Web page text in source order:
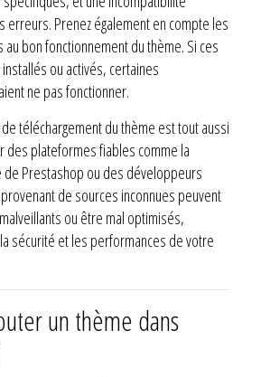
erreurs. Prenez également en compte les
bon fonctionnement du thème. Si ces
ou activés, certaines
ne pas fonctionner.
téléchargement du thème est tout aussi
des plateformes fiables comme la
Prestashop ou des développeurs
de sources inconnues peuvent
ou être mal optimisés,
sécurité et les performances de votre
un thème dans